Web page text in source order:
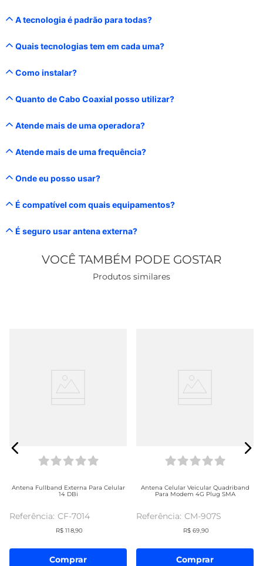
A tecnologia é padrão para todas?
Quais tecnologias tem em cada uma?
Como instalar?
Quanto de Cabo Coaxial posso utilizar?
Atende mais de uma operadora?
Atende mais de uma frequência?
Onde eu posso usar?
É compatível com quais equipamentos?
É seguro usar antena externa?
VOCÊ TAMBÉM PODE GOSTAR
Produtos similares
Antena Fullband Externa Para Celular
14 DBi
CF-7014
R$ 118,90
Comprar
Antena Celular Veicular Quadriband
Para Modem 4G Plug SMA
CM-907S
R$ 69,90
Comprar